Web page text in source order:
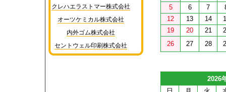
クレハエラストマー株式会社
オーツケミカル株式会社
内外ゴム株式会社
セントウェル印刷株式会社
5
6 7
12
13 14
19
20 21
26
27 28
2026